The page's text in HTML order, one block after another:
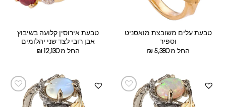
טבעת עלים משובצת מואסניט
וספיר
החל מ:
₪5,380
טבעת אירוסין קלועה בשיבוץ
אבן רובי לצד שני יהלומים
החל מ:
₪12,130